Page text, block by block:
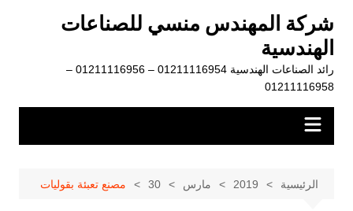
المحتوى
شركة المهندس منسي للصناعات
الهندسية
رائد الصناعات الهندسية 01211116954 – 01211116956 –
01211116958
الرئيسية 2019 مارس 30 مصنع تعبئة بقوليات